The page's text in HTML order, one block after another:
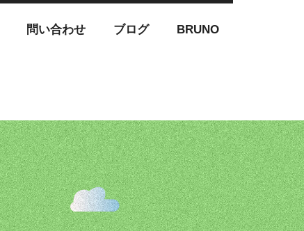
問い合わせ ブログ BRUNO